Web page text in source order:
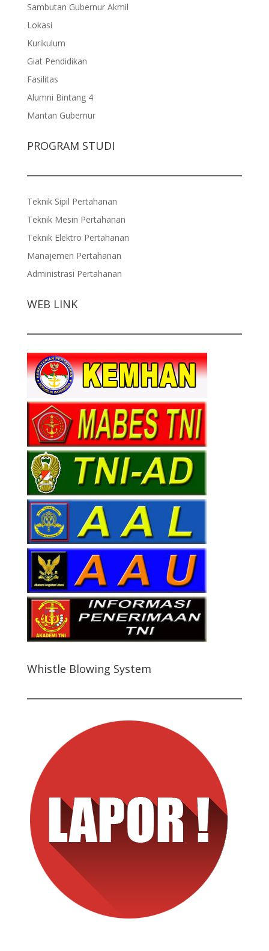
Sambutan Gubernur Akmil
Lokasi
Kurikulum
Giat Pendidikan
Fasilitas
Alumni Bintang 4
Mantan Gubernur
PROGRAM STUDI
Teknik Sipil Pertahanan
Teknik Mesin Pertahanan
Teknik Elektro Pertahanan
Manajemen Pertahanan
Administrasi Pertahanan
WEB LINK
Whistle Blowing System